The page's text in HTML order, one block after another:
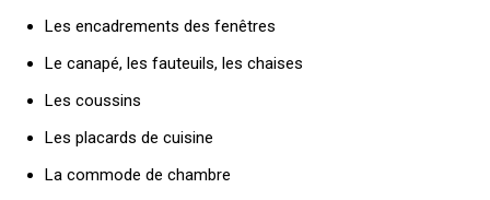
Les encadrements des fenêtres
Le canapé, les fauteuils, les chaises
Les coussins
Les placards de cuisine
La commode de chambre